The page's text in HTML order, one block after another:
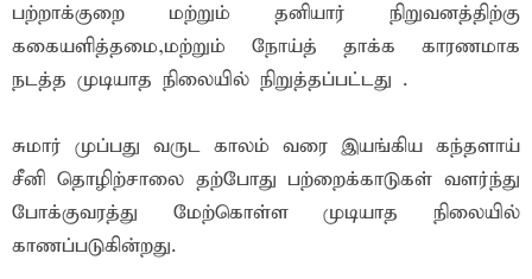
பற்றாக்குறை மற்றும் தனியார் நிறுவனத்திற்கு
ககையளித்தமை,மற்றும் நோய்த் தாக்க காரணமாக
நடத்த முடியாத நிலையில் நிறுத்தப்பட்டது .
சுமார் முப்பது வருட காலம் வரை இயங்கிய கந்தளாய்
சீனி தொழிற்சாலை தற்போது பற்றைக்காடுகள் வளர்ந்து
போக்குவரத்து மேற்கொள்ள முடியாத நிலையில்
காணப்படுகின்றது.